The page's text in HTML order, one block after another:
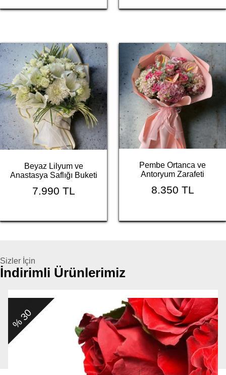
Beyaz Lilyum ve
Anastasya Saflığı Buketi
7.990 TL
Pembe Ortanca ve
Antoryum Zarafeti
8.350 TL
Sizler İçin
İndirimli Ürünlerimiz
% 30